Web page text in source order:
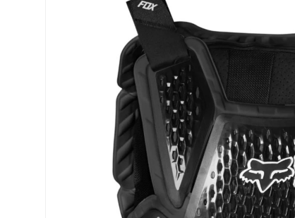
PASSER AUX INFORMATIONS PRODUITS